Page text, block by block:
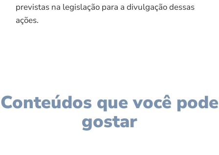
previstas na legislação para a divulgação dessas
ações.
Conteúdos que você pode
gostar